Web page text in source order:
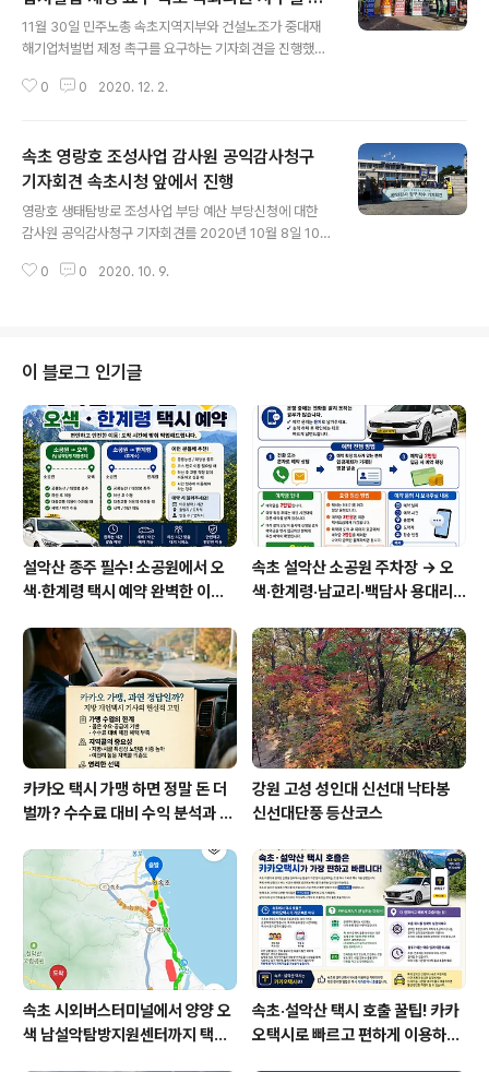
에서 진행
11월 30일 민주노총 속초지역지부와 건설노조가 중대재
해기업처벌법 제정 촉구를 요구하는 기자회견을 진행했다.
경부 고속도로 428km를 만드는데, 77명의 건설노동자
부상을 입었다. 그런데 사업주에게 떨어지는 법적조치는
안전조치 의무위반으로 벌금 3백만원만 받았다. 이런 솜방
망이 처벌을 하니, 건설노동자의 목숨값이 안전시설을 하
는 값보다 못하니, 건설업주들은 사람이야 죽던말든 돈만
벌면 된다는 입장이다. 특히 건설현장에서 일어나고 있는
산업재해는 다른 사업장에 비해 비참하게 목숨을 잃어가고
0 0 2020. 12. 2.
속초 영랑호 조성사업 감사원 공익감사청구
기자회견 속초시청 앞에서 진행
영랑호 생태탐방로 조성사업 부당 예산 부당신청에 대한
감사원 공익감사청구 기자회견를 2020년 10월 8일 10시
성사업에속초고성양양 환경운동연합과 영랑호를 지키기
당 예산 부당신청에 대한 감사원 공익감사청구 우리는 속
초시가 영랑호 생태탐방로 조성사업을 위해 예산편성지침
을 위반하고 부당하게 예산을 교부받은 사실을 확인했다.
이와 관련해 감사원에 이러한 위반사항을 검증하고 적법한
조치를 요구하는 공익감사청구를 진행하고자 한다. - 속초
시는 2019년 4월 균형발전특별회계 강원도자율사업으로
영랑호..
0 0 2020. 10. 9.
이 블로그 인기글
설악산 종주 필수! 소공원에서 오
색·한계령 택시 예약 완벽한 이용
속초 설악산 소공원 주차장 → 오
색·한계령·남교리·백담사 용대리
카카오 택시 가맹 하면 정말 돈 더
벌까? 수수료 대비 수익 분석과 비
강원 고성 성인대 신선대 낙타봉
신선대단풍 등산코스
속초 시외버스터미널에서 양양 오
색 남설악탐방지원센터까지 택시
속초·설악산 택시 호출 꿀팁! 카카
오택시로 빠르고 편하게 이용하는